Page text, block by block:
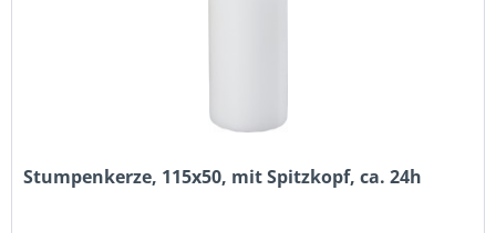
Stumpenkerze, 115x50, mit Spitzkopf, ca. 24h